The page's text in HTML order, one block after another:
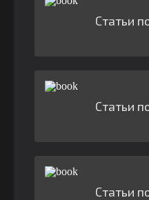
Статьи
Статьи
Статьи